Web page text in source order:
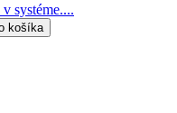
systéme....
košíka